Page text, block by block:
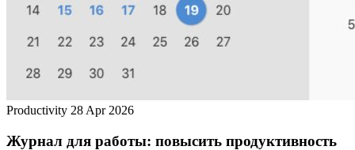
Productivity 28 Apr 2026
Журнал для работы: повысить продуктивность